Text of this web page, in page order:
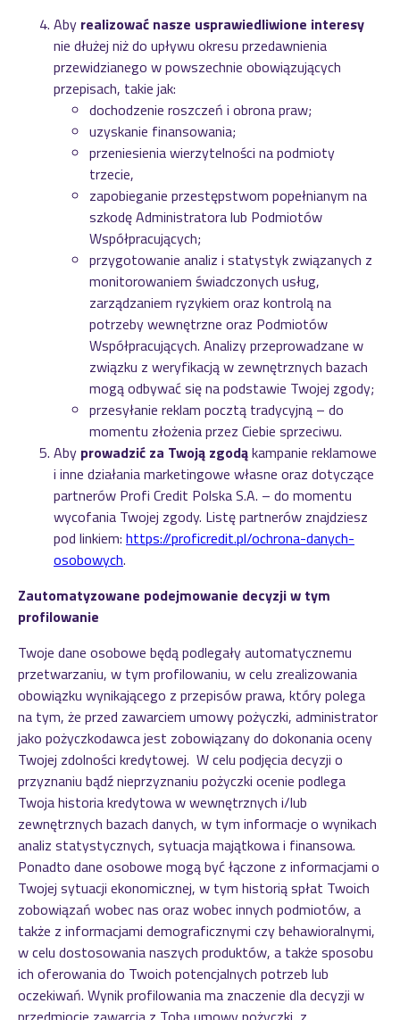
Aby realizować nasze usprawiedliwione interesy
nie dłużej niż do upływu okresu przedawnienia
przewidzianego w powszechnie obowiązujących
przepisach, takie jak:
dochodzenie roszczeń i obrona praw;
uzyskanie finansowania;
przeniesienia wierzytelności na podmioty
trzecie,
zapobieganie przestępstwom popełnianym na
szkodę Administratora lub Podmiotów
Współpracujących;
przygotowanie analiz i statystyk związanych z
monitorowaniem świadczonych usług,
zarządzaniem ryzykiem oraz kontrolą na
potrzeby wewnętrzne oraz Podmiotów
Współpracujących. Analizy przeprowadzane w
związku z weryfikacją w zewnętrznych bazach
mogą odbywać się na podstawie Twojej zgody;
przesyłanie reklam pocztą tradycyjną – do
momentu złożenia przez Ciebie sprzeciwu.
Aby prowadzić za Twoją zgodąkampanie reklamowe
i inne działania marketingowe własne oraz dotyczące
partnerów Profi Credit Polska S.A. – do momentu
wycofania Twojej zgody. Listę partnerów znajdziesz
pod linkiem: https://proficredit.pl/ochrona-danych-
osobowych.
Zautomatyzowane podejmowanie decyzji w tym
profilowanie
Twoje dane osobowe będą podlegały automatycznemu
przetwarzaniu, w tym profilowaniu, w celu zrealizowania
obowiązku wynikającego z przepisów prawa, który polega
na tym, że przed zawarciem umowy pożyczki, administrator
jako pożyczkodawca jest zobowiązany do dokonania oceny
Twojej zdolności kredytowej. W celu podjęcia decyzji o
przyznaniu bądź nieprzyznaniu pożyczki ocenie podlega
Twoja historia kredytowa w wewnętrznych i/lub
zewnętrznych bazach danych, w tym informacje o wynikach
analiz statystycznych, sytuacja majątkowa i finansowa.
Ponadto dane osobowe mogą być łączone z informacjami o
Twojej sytuacji ekonomicznej, w tym historią spłat Twoich
zobowiązań wobec nas oraz wobec innych podmiotów, a
także z informacjami demograficznymi czy behawioralnymi,
w celu dostosowania naszych produktów, a także sposobu
ich oferowania do Twoich potencjalnych potrzeb lub
oczekiwań. Wynik profilowania ma znaczenie dla decyzji w